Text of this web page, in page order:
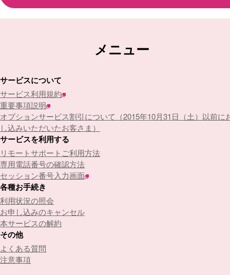
メニュー
サービスについて
サービス利用規約
重要事項説明
オプションサービス割引について（2015年10月31日（土）以前に
し込みいただいたお客さま）
サービスを利用する
リモートサポートご利用方法
専用電話番号の確認方法
セッション番号入力画面
各種お手続き
利用状況の照会
お申し込みのキャンセル
本サービスの解約
その他
よくある質問
注意事項